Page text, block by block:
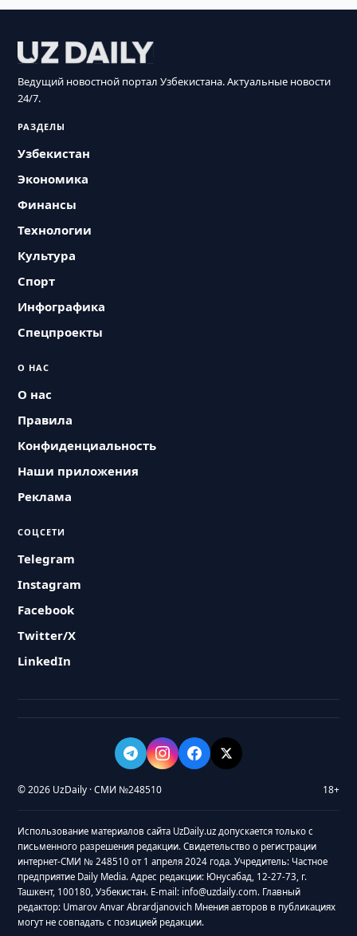
Ведущий новостной портал Узбекистана. Актуальные новости
24/7.
РАЗДЕЛЫ
Узбекистан
Экономика
Финансы
Технологии
Культура
Спорт
Инфографика
Спецпроекты
О НАС
О нас
Правила
Конфиденциальность
Наши приложения
Реклама
СОЦСЕТИ
Telegram
Instagram
Facebook
Twitter/X
LinkedIn
© 2026 UzDaily · СМИ №248510 18+
Использование материалов сайта UzDaily.uz допускается только с
письменного разрешения редакции. Свидетельство о регистрации
интернет-СМИ № 248510 от 1 апреля 2024 года. Учредитель: Частное
предприятие Daily Media. Адрес редакции: Юнусабад, 12-27-73, г.
Ташкент, 100180, Узбекистан. E-mail: info@uzdaily.com. Главный
редактор: Umarov Anvar Abrardjanovich Мнения авторов в публикациях
могут не совпадать с позицией редакции.